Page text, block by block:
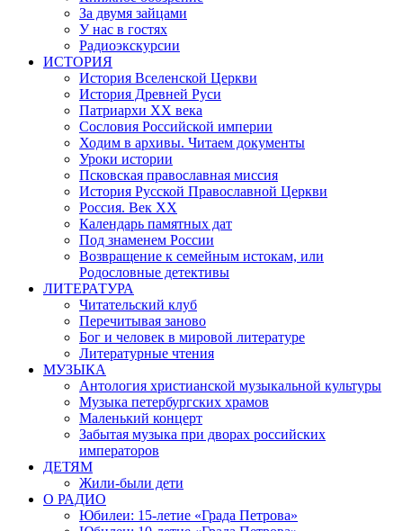
За двумя зайцами
У нас в гостях
Радиоэкскурсии
ИСТОРИЯ
История Вселенской Церкви
История Древней Руси
Патриархи XX века
Сословия Российской империи
Ходим в архивы. Читаем документы
Уроки истории
Псковская православная миссия
История Русской Православной Церкви
Россия. Век ХХ
Календарь памятных дат
Под знаменем России
Возвращение к семейным истокам, или
Родословные детективы
ЛИТЕРАТУРА
Читательский клуб
Перечитывая заново
Бог и человек в мировой литературе
Литературные чтения
МУЗЫКА
Антология христианской музыкальной культуры
Музыка петербургских храмов
Маленький концерт
Забытая музыка при дворах российских
императоров
ДЕТЯМ
Жили-были дети
О РАДИО
Юбилеи: 15-летие «Града Петрова»